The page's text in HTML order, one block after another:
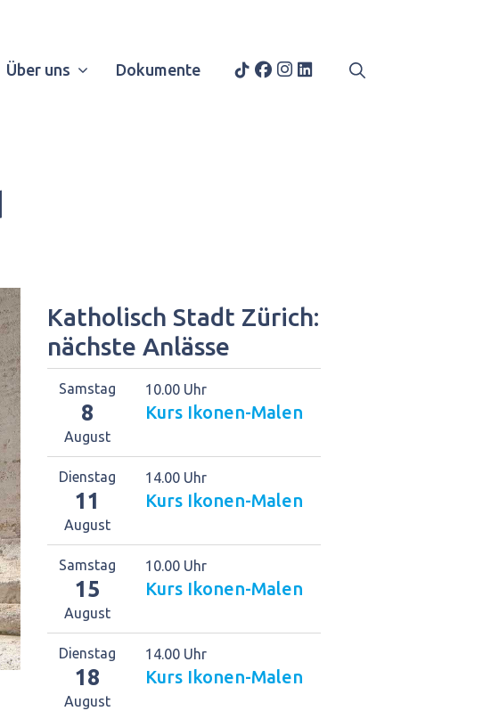
Über uns Dokumente
Katholisch Stadt Zürich:
nächste Anlässe
Samstag
8
August
10.00 Uhr
Kurs Ikonen-Malen
Dienstag
11
August
14.00 Uhr
Kurs Ikonen-Malen
Samstag
15
August
10.00 Uhr
Kurs Ikonen-Malen
Dienstag
18
August
14.00 Uhr
Kurs Ikonen-Malen